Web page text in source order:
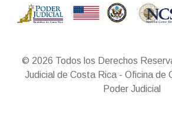
© 2026 Todos los Derechos
Judicial de Costa Rica - Oficina de
Poder Judicial